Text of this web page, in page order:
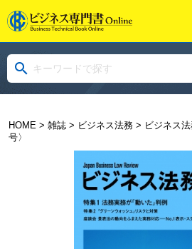
HOME> 雑誌> ビジネス法務> ビジネス法
号〉